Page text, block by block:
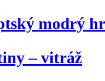
modrý
– vitráž